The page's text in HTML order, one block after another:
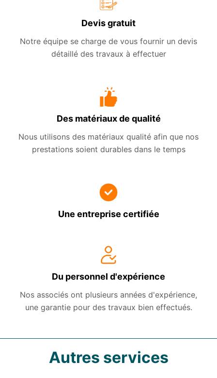
Devis gratuit
Notre équipe se charge de vous fournir un devis
détaillé des travaux à effectuer
Des matériaux de qualité
Nous utilisons des matériaux qualité afin que nos
prestations soient durables dans le temps
Une entreprise certifiée
Du personnel d'expérience
Nos associés ont plusieurs années d'expérience,
une garantie pour des travaux bien effectués.
Autres services